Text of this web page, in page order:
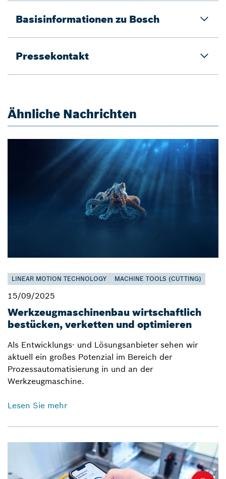
Basisinformationen zu Bosch
Pressekontakt
Ähnliche Nachrichten
LINEAR MOTION TECHNOLOGY MACHINE TOOLS (CUTTING)
15/09/2025
Werkzeugmaschinenbau wirtschaftlich
bestücken, verketten und optimieren
Als Entwicklungs- und Lösungsanbieter sehen wir
aktuell ein großes Potenzial im Bereich der
Prozessautomatisierung in und an der
Werkzeugmaschine.
Lesen Sie mehr